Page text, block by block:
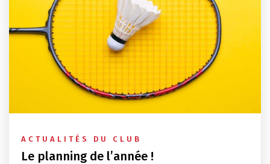
ACTUALITÉS DU CLUB
Le planning de l’année !